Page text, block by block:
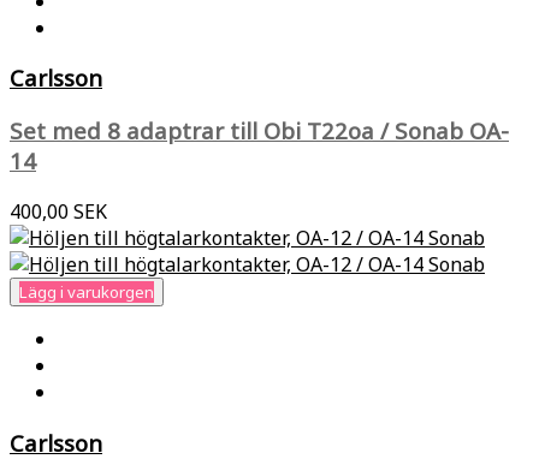
Carlsson
Set med 8 adaptrar till Obi T22oa / Sonab OA-
14
400,00 SEK
Lägg i varukorgen
Carlsson